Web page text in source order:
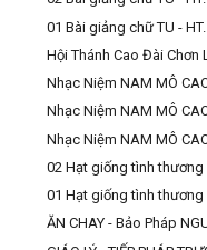
01 Bài giảng chữ TU -
Hội Thánh Cao Đài Chơn
Nhạc Niệm NAM MÔ
Nhạc Niệm NAM MÔ
Nhạc Niệm NAM MÔ
02 Hạt giống tình thương
01 Hạt giống tình thương
ĂN CHAY - Bảo Pháp